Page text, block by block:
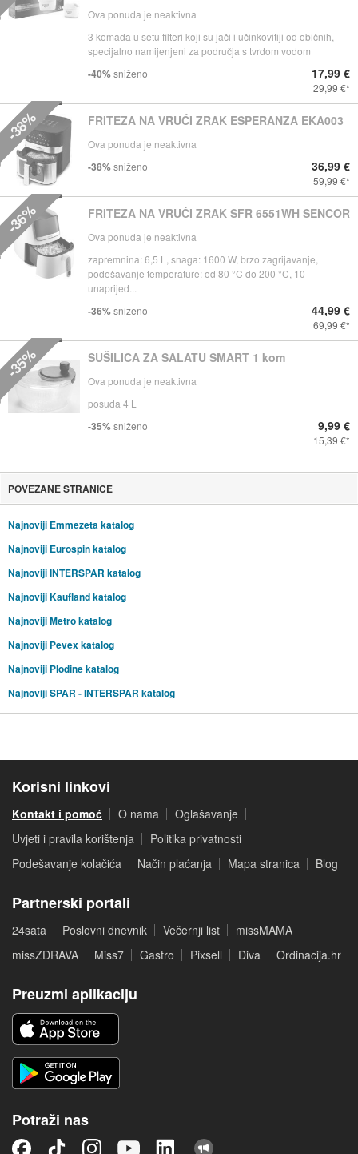
Ova ponuda je neaktivna
3 komada u setu filteri koji su jači i učinkovitiji od običnih,
specijalno namijenjeni za područja s tvrdom vodom
-40%sniženo 17,99 €
29,99 €
FRITEZA NA VRUĆI ZRAK ESPERANZA EKA003
Ova ponuda je neaktivna
-38%sniženo 36,99 €
59,99 €
-38%
FRITEZA NA VRUĆI ZRAK SFR 6551WH SENCOR
Ova ponuda je neaktivna
zapremnina: 6,5 L, snaga: 1600 W, brzo zagrijavanje,
podešavanje temperature: od 80 °C do 200 °C, 10
unaprijed...
-36%sniženo 44,99 €
69,99 €
-36%
SUŠILICA ZA SALATU SMART 1 kom
Ova ponuda je neaktivna
posuda 4 L
-35%sniženo 9,99 €
15,39 €
-35%
POVEZANE STRANICE
Najnoviji Emmezeta katalog
Najnoviji Eurospin katalog
Najnoviji INTERSPAR katalog
Najnoviji Kaufland katalog
Najnoviji Metro katalog
Najnoviji Pevex katalog
Najnoviji Plodine katalog
Najnoviji SPAR - INTERSPAR katalog
Korisni linkovi
Kontakt i pomoć O nama
Oglašavanje
Uvjeti i pravila korištenja
Politika privatnosti
Podešavanje kolačića
Način plaćanja Mapa stranica Blog
Partnerski portali
24sata Poslovni dnevnik Večernji list
missMAMA
missZDRAVA
Miss7 Gastro Pixsell Diva Ordinacija.hr
Preuzmi aplikaciju
Potraži nas